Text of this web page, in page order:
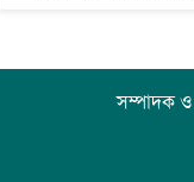
সম্পাদক ও